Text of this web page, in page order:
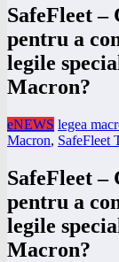
SafeFleet
pentru a
legile
Macron?
eNEWS legea
Macron, SafeFleet
SafeFleet
pentru a
legile
Macron?